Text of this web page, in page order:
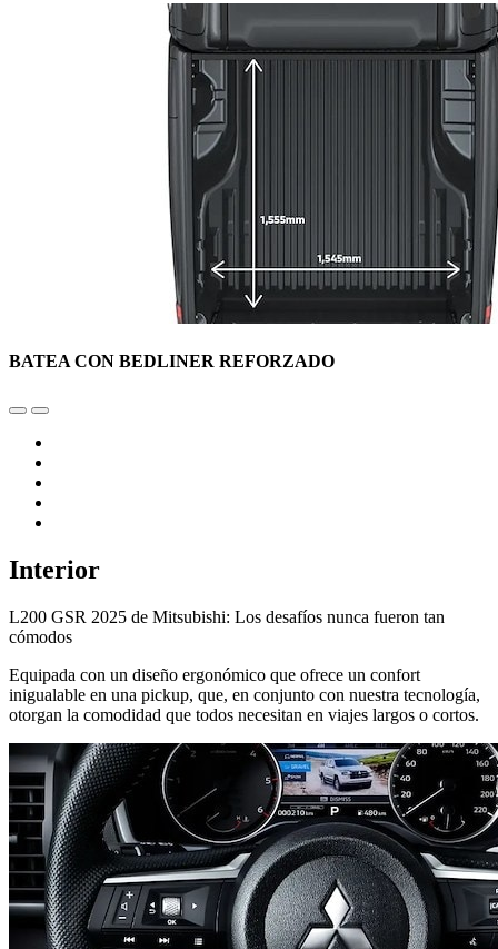
BATEA CON BEDLINER REFORZADO
Interior
L200 GSR 2025 de Mitsubishi: Los desafíos nunca fueron tan
cómodos
Equipada con un diseño ergonómico que ofrece un confort
inigualable en una pickup, que, en conjunto con nuestra tecnología,
otorgan la comodidad que todos necesitan en viajes largos o cortos.